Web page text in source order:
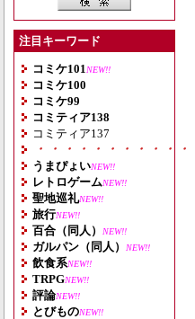
注目キーワード
コミケ101 NEW!!
コミケ100
コミケ99
コミティア138
コミティア137
・・・・・・・・・・
うまぴょいNEW!!
レトロゲームNEW!!
聖地巡礼NEW!!
旅行NEW!!
百合（同人） NEW!!
ガルパン（同人） NEW!!
飲食系NEW!!
TRPGNEW!!
評論NEW!!
とびものNEW!!